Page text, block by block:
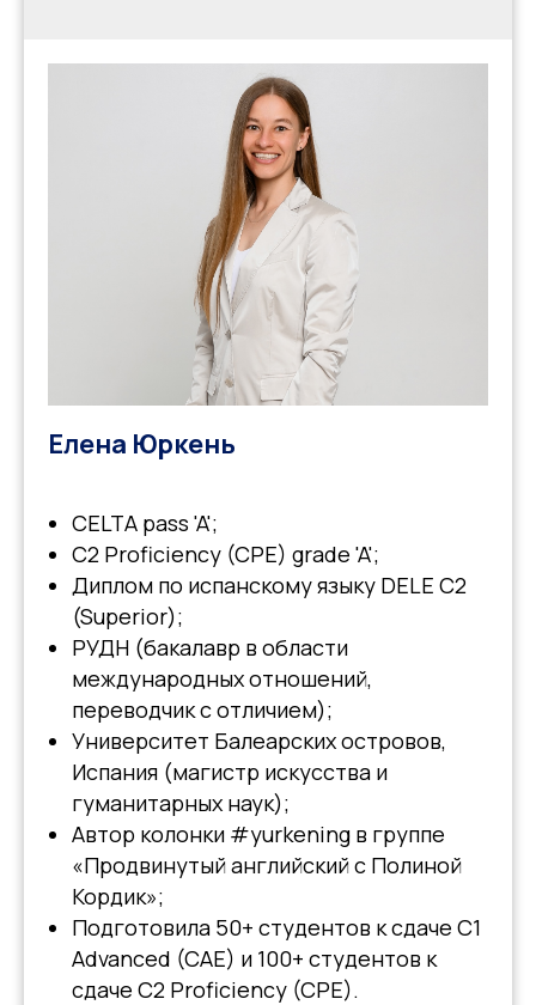
Елена Юркень
CELTA pass 'A';
C2 Proficiency (CPE) grade 'A';
Диплом по испанскому языку DELE C2
(Superior);
РУДН (бакалавр в области
международных отношений,
переводчик с отличием);
Университет Балеарских островов,
Испания (магистр искусства и
гуманитарных наук);
Автор колонки #yurkening в группе
«Продвинутый английский с Полиной
Кордик»;
Подготовила 50+ студентов к сдаче C1
Advanced (CAE) и 100+ студентов к
сдаче C2 Proficiency (CPE).